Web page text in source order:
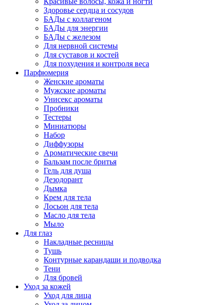
Здоровье сердца и сосудов
БАДы с коллагеном
БАДы для энергии
БАДы с железом
Для нервной системы
Для суставов и костей
Для похудения и контроля веса
Парфюмерия
Женские ароматы
Мужские ароматы
Унисекс ароматы
Пробники
Тестеры
Миниатюры
Набор
Диффузоры
Ароматические свечи
Бальзам после бритья
Гель для душа
Дезодорант
Дымка
Крем для тела
Лосьон для тела
Масло для тела
Мыло
Для глаз
Накладные ресницы
Тушь
Контурные карандаши и подводка
Тени
Для бровей
Уход за кожей
Уход для лица